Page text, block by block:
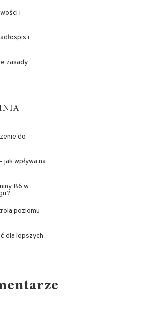
i
i
zasady
do
wpływa na
B6 w
poziomu
dla lepszych